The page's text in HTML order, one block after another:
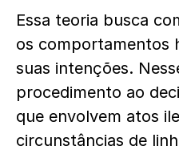
Essa teoria busca
os comportamentos
suas intenções.
procedimento ao
que envolvem atos
circunstâncias de